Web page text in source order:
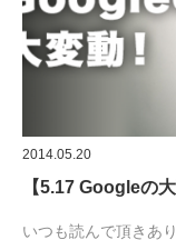
2014.05.20
【5.17 Googleの
いつも読んで頂きあ